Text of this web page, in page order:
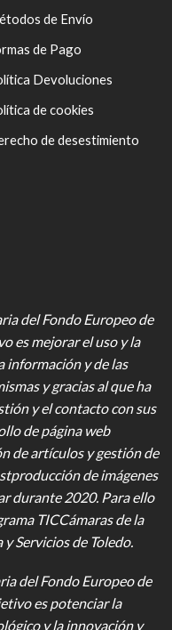
de Envío
de Pago
Devoluciones
de cookies
de desestimiento
del Fondo Europeo de
es mejorar el uso y la
información y de las
y gracias al que ha
y el contacto con sus
de página web
de artículos y gestión de
de imágenes
durante 2020. Para ello
TICCámaras de la
Servicios de Toledo.
del Fondo Europeo de
es potenciar la
y la innovación y